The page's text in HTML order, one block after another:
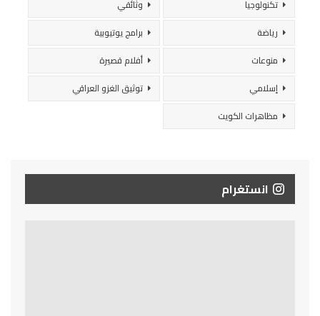
تكنولوجيا
وثائقي
رياضة
برامج يوتيوبية
منوعات
أفلام قصيرة
إسلامي
توثيق الغزو العراقي
مظاهرات الكويت
انستغرام